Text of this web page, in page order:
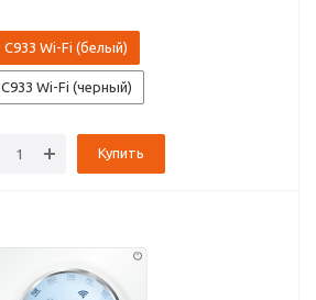
C933 Wi-Fi (белый)
C933 Wi-Fi (черный)
Купить